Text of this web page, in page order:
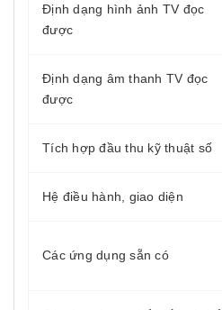
Định dạng hình ảnh TV đọc
được
Định dạng âm thanh TV đọc
được
Tích hợp đầu thu kỹ thuật số
Hệ điều hành, giao diện
Các ứng dụng sẵn có